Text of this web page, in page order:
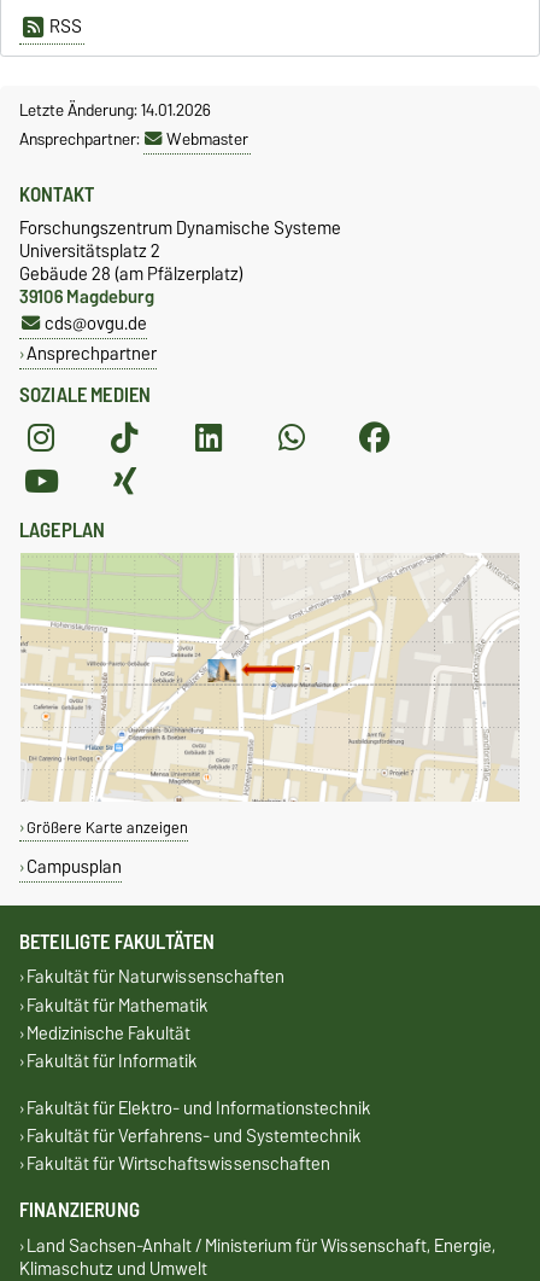
RSS
Letzte Änderung: 14.01.2026
Ansprechpartner:
Webmaster
SOZIALE MEDIEN
KONTAKT
Forschungszentrum Dynamische Systeme
Universitätsplatz 2
Gebäude 28 (am Pfälzerplatz)
39106 Magdeburg
cds@ovgu.de
Ansprechpartner
LAGEPLAN
Größere Karte anzeigen
Campusplan
BETEILIGTE FAKULTÄTEN
Fakultät für Naturwissenschaften
Fakultät für Mathematik
Medizinische Fakultät
Fakultät für Informatik
Fakultät für Elektro- und Informationstechnik
Fakultät für Verfahrens- und Systemtechnik
Fakultät für Wirtschaftswissenschaften
FINANZIERUNG
Land Sachsen-Anhalt / Ministerium für Wissenschaft, Energie,
Klimaschutz und Umwelt